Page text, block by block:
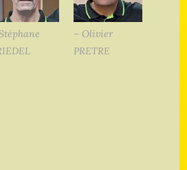
– Olivier
PRETRE